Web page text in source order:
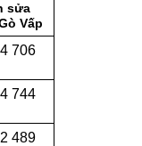
sửa
Vấp
706
744
489